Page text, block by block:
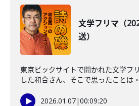
文学フリマ（
送）
東京ビックサイトで開かれた文学フ
した和合さん、そこで思ったことは・
2026.01.07|00:09:20